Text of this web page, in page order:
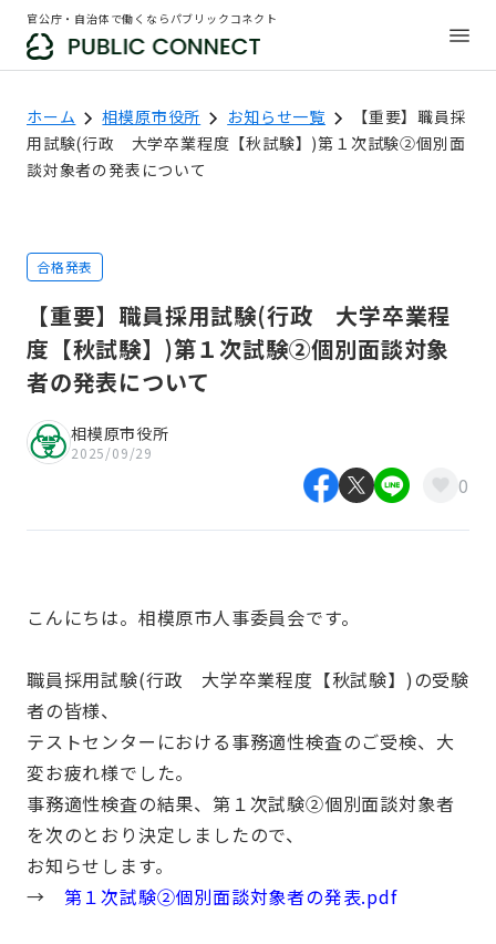
官公庁・自治体で働くならパブリックコネクト
ホーム 相模原市役所 お知らせ一覧
【重要】職員採
用試験(行政 大学卒業程度【秋試験】)第１次試験②個別面
談対象者の発表について
合格発表
【重要】職員採用試験(行政 大学卒業程
度【秋試験】)第１次試験②個別面談対象
者の発表について
相模原市役所
2025/09/29
0
こんにちは。相模原市人事委員会です。
職員採用試験(行政 大学卒業程度【秋試験】)の受験
者の皆様、
テストセンターにおける事務適性検査のご受検、大
変お疲れ様でした。
事務適性検査の結果、第１次試験②個別面談対象者
を次のとおり決定しましたので、
お知らせします。
→ 第１次試験②個別面談対象者の発表.pdf